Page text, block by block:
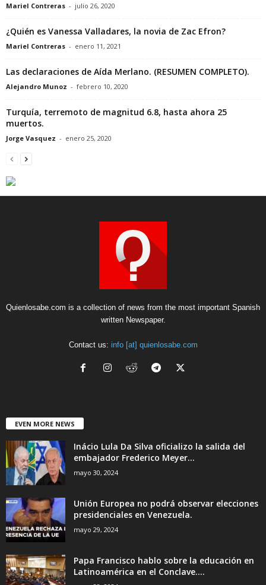
Mariel Contreras - julio 26, 2020
¿Quién es Vanessa Valladares, la novia de Zac Efron?
Mariel Contreras - enero 11, 2021
Las declaraciones de Aída Merlano. (RESUMEN COMPLETO).
Alejandro Munoz - febrero 10, 2020
Turquía, terremoto de magnitud 6.8, hasta ahora 25
muertos.
Jorge Vasquez - enero 25, 2020
Quienlosabe.com is a collection of news from the most important Spanish
written Newspaper.
Contact us: info [at] quienlosabe.com
EVEN MORE NEWS
Inácio Lula Da Silva oficializo la salida del
embajador Frederico Meyer...
mayo 30, 2024
Unión Europea no podrá observar elecciones
presidenciales en Venezuela.
mayo 29, 2024
Papa Francisco hablo sobre la educación en
Latinoamérica en el Conclave....